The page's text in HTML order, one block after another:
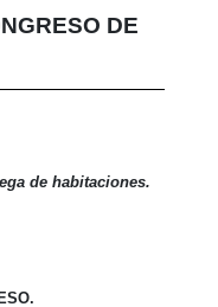
DE
de habitaciones.